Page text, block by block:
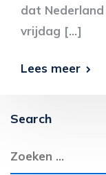
dat
vrijdag […]
Lees meer
Search